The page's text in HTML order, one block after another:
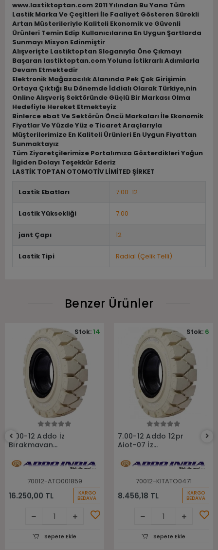
www.lastiktoptan.com 2011 Yılından Bu Yana Tüm
Lastik Marka Ve Çeşitleri İle Faaliyet Gösteren Sürekli
Artan Müsterileriyle Kaliteli Ekonomik ve Güvenli
Ürünleri Temin Edip Kullanıcılarına En Uygun Şartlarda
Sunmayı Misyon Edinmiştir
Alışverişte Lastiktoptan Sloganıyla Öne Çıkmayı
Başaran lastiktoptan.com Yoluna İstikrarlı Adımlarla
Devam Etmektedir
Elektronik Mağazacılık Alanında Pek Çok Girişimin
Ortaya Çıktığı Bu Dönemde İddialı Olarak Türkiye,nin
Online Alışveriş Sektöründe Güçlü Bir Markası Olma
Hedefiyle Hereket Etmekteyiz
Binlerce ebat Ve Sektörün Öncü Markaları İle Ekonomik
Fiyatlar Ve Yüzde Yüz e Ticaret Araçlarıyla
Müşterilerimize En Kaliteli Ürünleri En Uygun Fiyattan
Sunmaktayız
Tüm Ziyaretçilerimize Portalımıza Gösterdikleri Yoğun
İlgiden Dolayı Teşekkür Ederiz
LASTİK TOPTAN OTOMOTİV LİMİTED ŞİRKET
Lastik Ebatları 7.00-12
Lastik Yüksekliği 7.00
jant Çapı 12
Lastik Tipi Radial (Çelik Telli)
Benzer Ürünler
7.00-12 Addo İz
Bırakmayan
Forklift Lastiği
70012-ATO001859
16.250,00 TL KARGO
BEDAVA
Stok:14
Sepete Ekle
7.00-12 Addo 12pr
Aiot-07 İz
Forklift Lastiği
70012-KITATO0471
8.456,18 TL KARGO
BEDAVA
Stok: 6
Sepete Ekle